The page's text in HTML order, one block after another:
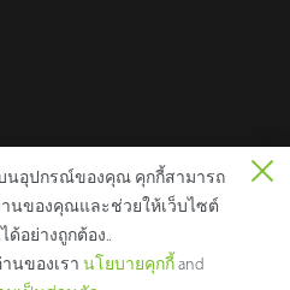
All rights reserved.
นอุปกรณ์ของคุณ คุกกี้สามารถ
นของคุณและช่วยให้เว็บไซต์
ด้อย่างถูกต้อง..
นของเรา นโยบายคุกกี้and